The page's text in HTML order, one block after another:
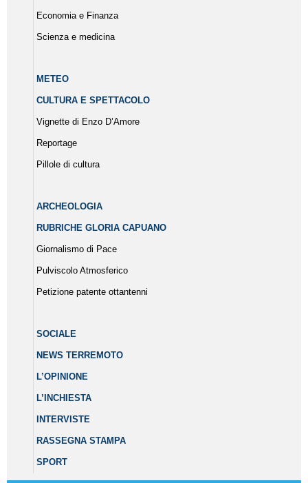
Economia e Finanza
Scienza e medicina
METEO
CULTURA E SPETTACOLO
Vignette di Enzo D’Amore
Reportage
Pillole di cultura
ARCHEOLOGIA
RUBRICHE GLORIA CAPUANO
Giornalismo di Pace
Pulviscolo Atmosferico
Petizione patente ottantenni
SOCIALE
NEWS TERREMOTO
L’OPINIONE
L’INCHIESTA
INTERVISTE
RASSEGNA STAMPA
SPORT